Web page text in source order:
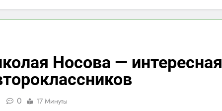
Носова — интересная
0 17 Минуты